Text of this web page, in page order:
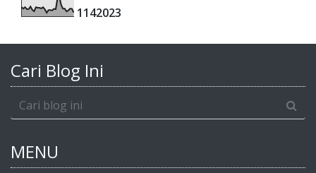
1142023
Cari Blog Ini
MENU